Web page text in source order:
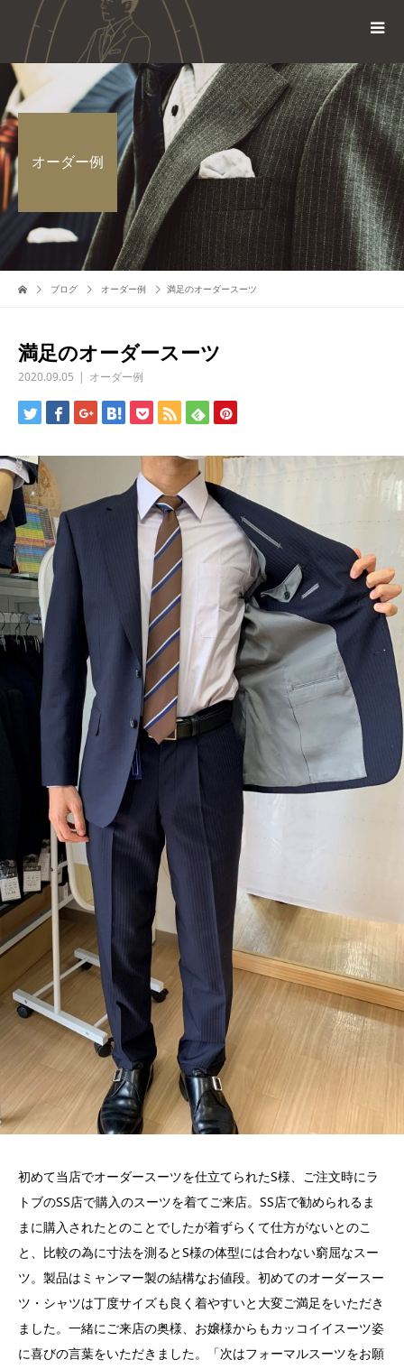
オーダー例
ブログ オーダー例 満足のオーダースーツ
満足のオーダースーツ
2020.09.05 オーダー例
初めて当店でオーダースーツを仕立てられたS様、ご注文時にラ
トブのSS店で購入のスーツを着てご来店。SS店で勧められるま
まに購入されたとのことでしたが着ずらくて仕方がないとのこ
と、比較の為に寸法を測るとS様の体型には合わない窮屈なスー
ツ。製品はミャンマー製の結構なお値段。初めてのオーダースー
ツ・シャツは丁度サイズも良く着やすいと大変ご満足をいただき
ました。一緒にご来店の奥様、お嬢様からもカッコイイスーツ姿
に喜びの言葉をいただきました。「次はフォーマルスーツをお願